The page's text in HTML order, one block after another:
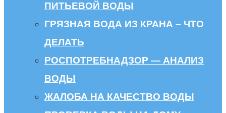
ПИТЬЕВОЙ ВОДЫ
ГРЯЗНАЯ ВОДА ИЗ КРАНА – ЧТО
ДЕЛАТЬ
РОСПОТРЕБНАДЗОР — АНАЛИЗ
ВОДЫ
ЖАЛОБА НА КАЧЕСТВО ВОДЫ